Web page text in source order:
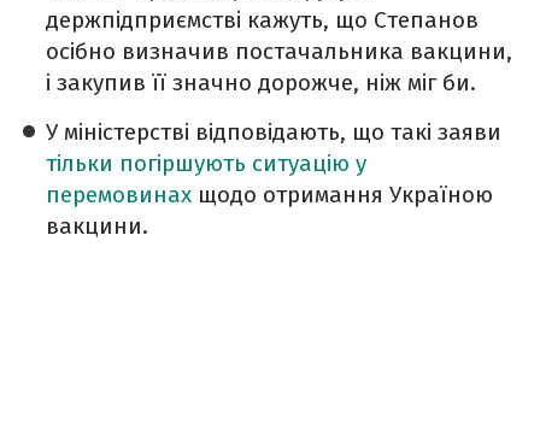
держпідприємстві кажуть, що Степанов
осібно визначив постачальника вакцини,
і закупив її значно дорожче, ніж міг би.
У міністерстві відповідають, що такі заяви
тільки погіршують ситуацію у
перемовинах щодо отримання Україною
вакцини.